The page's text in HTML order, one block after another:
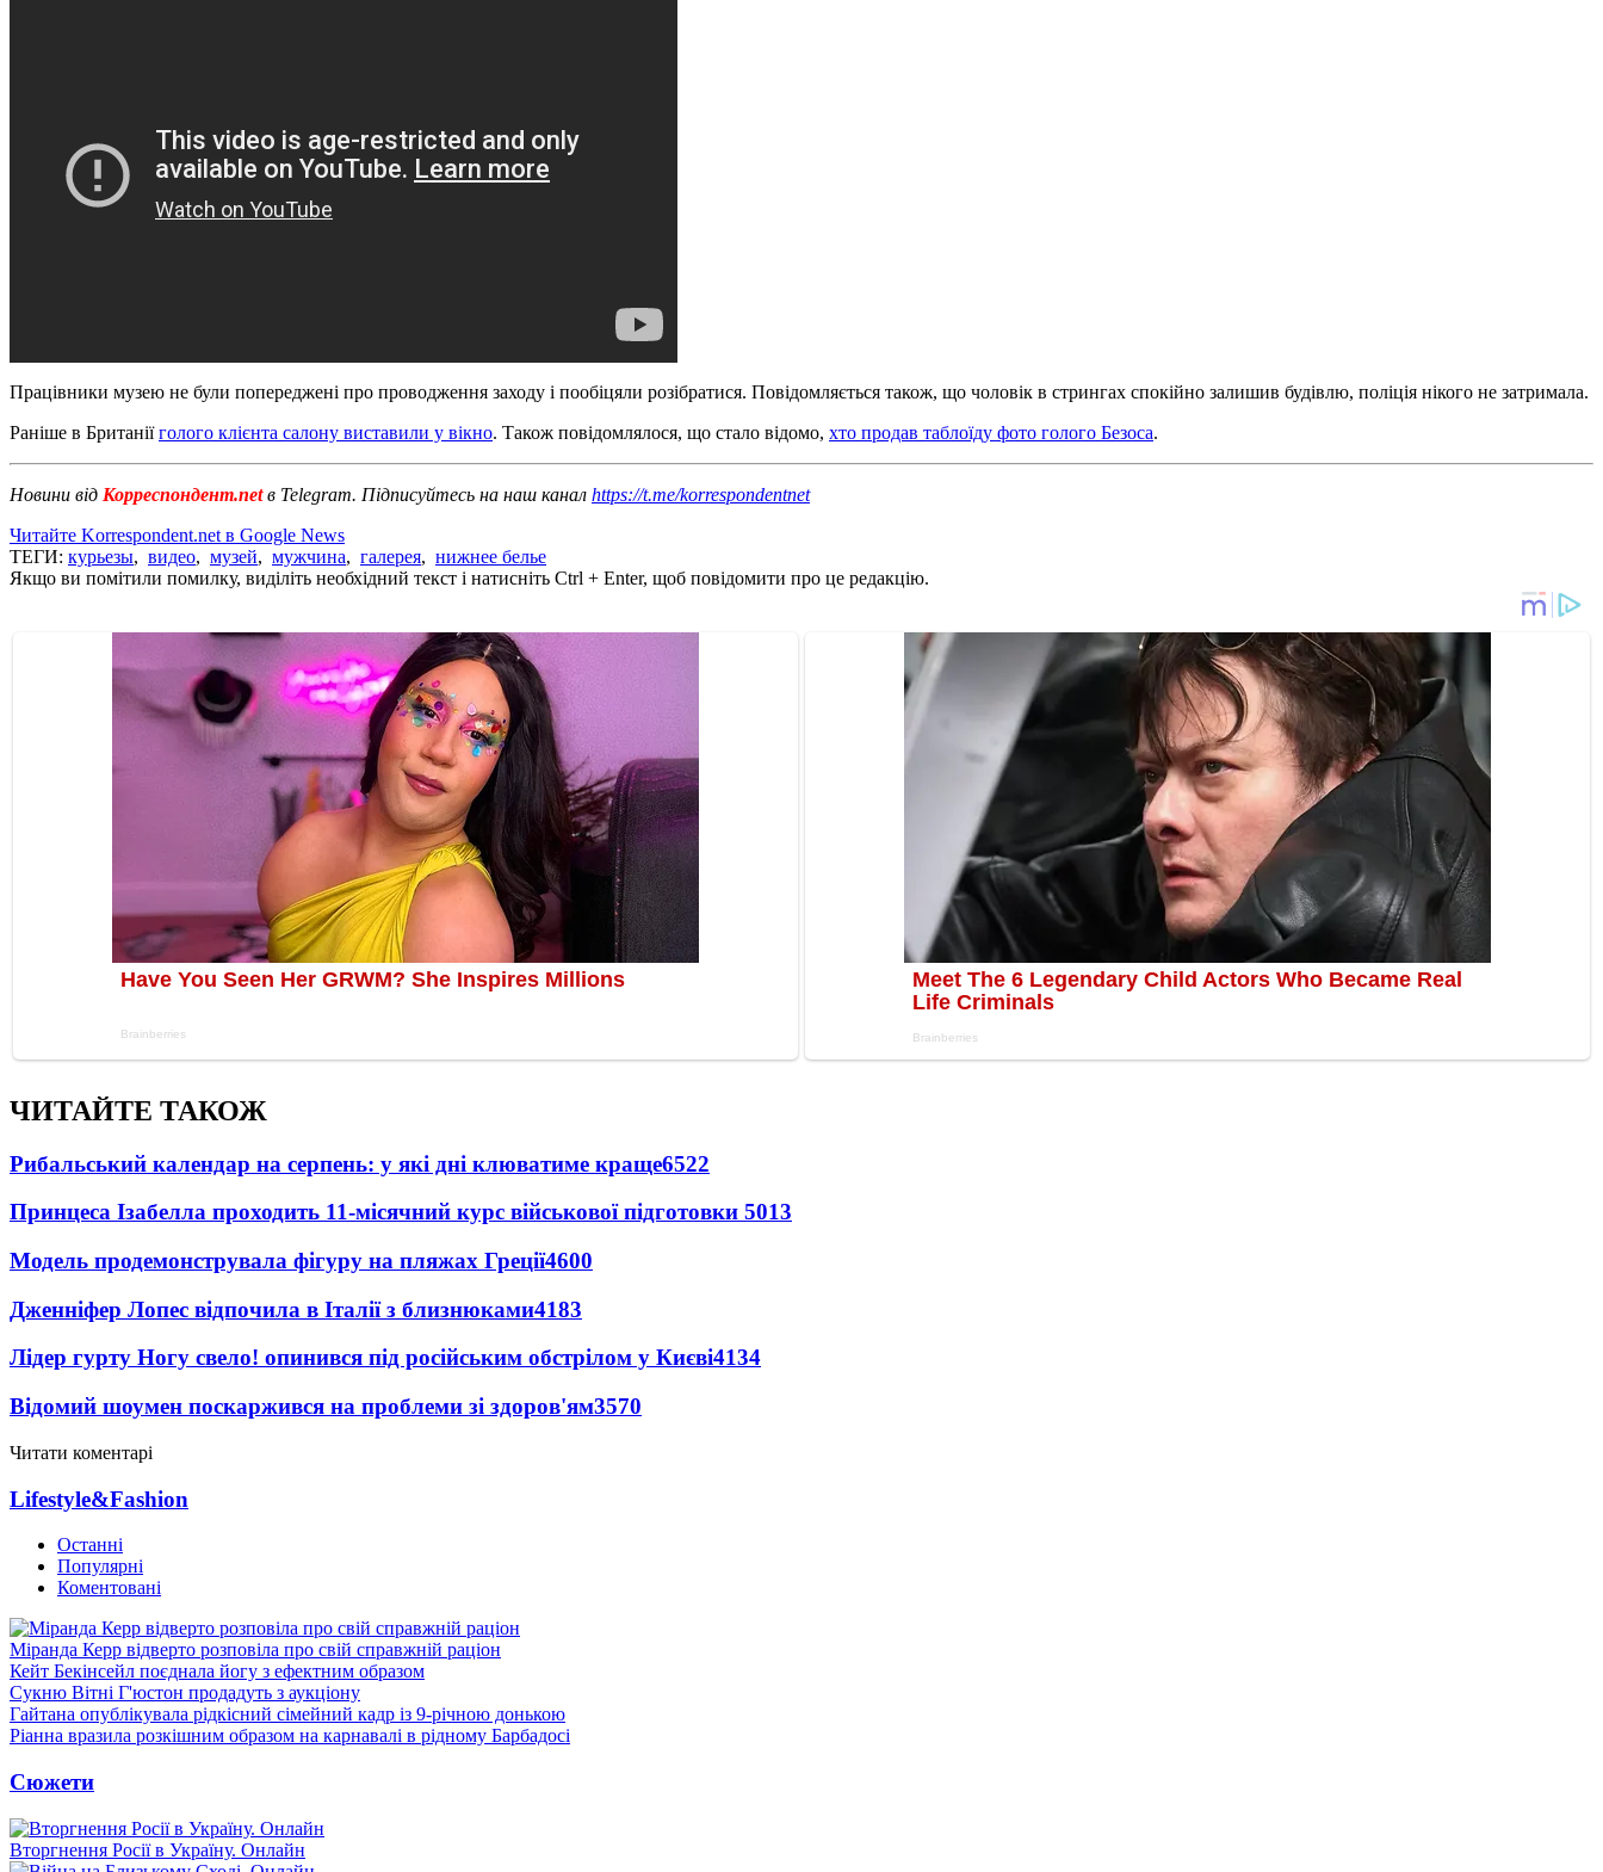
Працівники музею не були попереджені про проводження заходу і пообіцяли розібратися. Повідомляється також, що чоловік в стрингах спокійно залишив будівлю, поліція нікого не затримала.
Раніше в Британіїголого клієнта салону виставили у вікно. Також повідомлялося, що стало відомо, хто продав таблоїду фото голого Безоса.
Новини від Корреспондент.netв Telegram. Підписуйтесь на наш канал https://t.me/korrespondentnet
Читайте Korrespondent.net в Google News
ТЕГИ: курьезы, видео, музей, мужчина, галерея, нижнее белье
Якщо ви помітили помилку, виділіть необхідний текст і натисніть Ctrl + Enter, щоб повідомити про це редакцію.
ЧИТАЙТЕ ТАКОЖ
Рибальський календар на серпень: у які дні клюватиме краще6522
Принцеса Ізабелла проходить 11-місячний курс військової підготовки 5013
Модель продемонструвала фігуру на пляжах Греції4600
Дженніфер Лопес відпочила в Італії з близнюками4183
Лідер гурту Ногу свело! опинився під російським обстрілом у Києві4134
Відомий шоумен поскаржився на проблеми зі здоров'ям3570
Читати коментарі
Lifestyle&Fashion
Останні
Популярні
Коментовані
Міранда Керр відверто розповіла про свій справжній раціон
Кейт Бекінсейл поєднала йогу з ефектним образом
Сукню Вітні Г'юстон продадуть з аукціону
Гайтана опублікувала рідкісний сімейний кадр із 9-річною донькою
Ріанна вразила розкішним образом на карнавалі в рідному Барбадосі
Сюжети
Вторгнення Росії в Україну. Онлайн